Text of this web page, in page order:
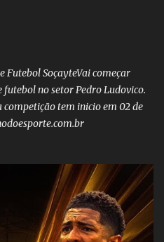
SUPLENTES: Membro 01:
Equipe do Mané Membro
Teixeira Veículo: Rádio ...
Futebol SoçayteVai começar
no setor Pedro Ludovico.
competição tem inicio em 02 de